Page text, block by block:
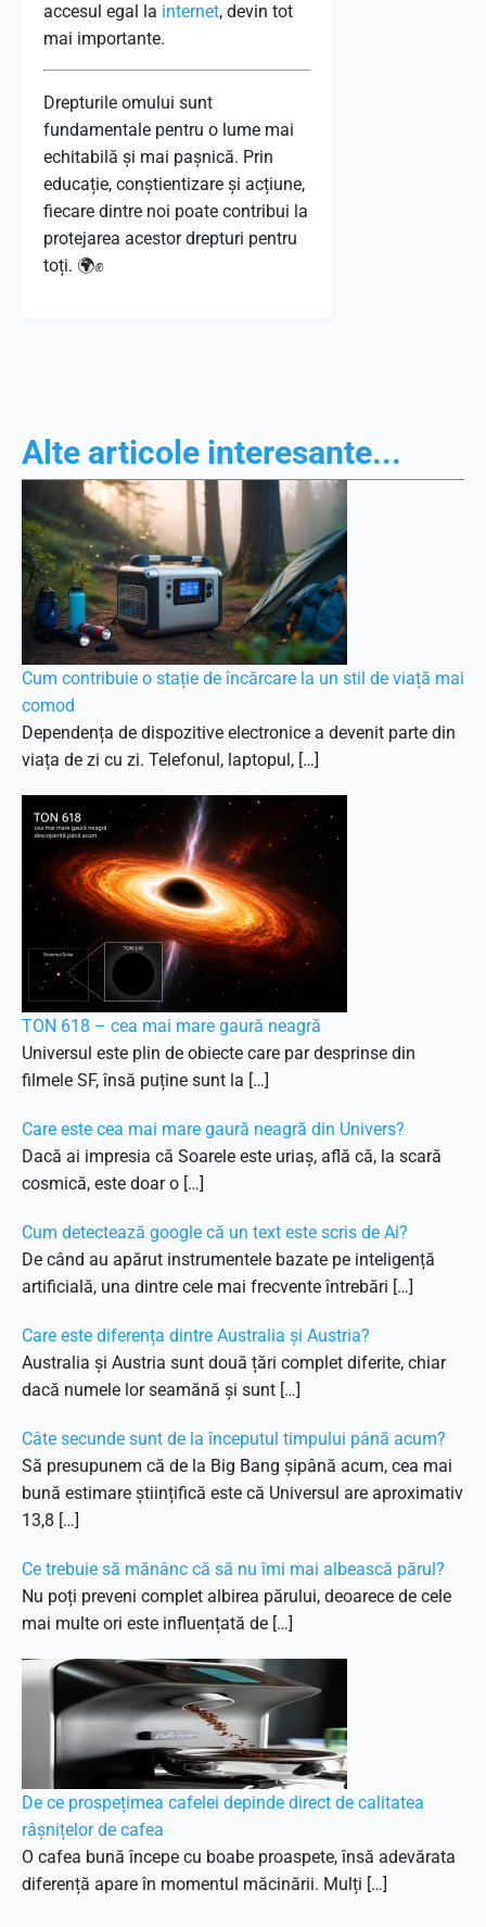
accesul egal la internet, devin tot
mai importante.
Drepturile omului sunt
fundamentale pentru o lume mai
echitabilă și mai pașnică. Prin
educație, conștientizare și acțiune,
fiecare dintre noi poate contribui la
protejarea acestor drepturi pentru
toți. 🌍✊
Alte articole interesante...
Cum contribuie o stație de încărcare la un stil de viață mai
comod
Dependența de dispozitive electronice a devenit parte din
viața de zi cu zi. Telefonul, laptopul, […]
TON 618 – cea mai mare gaură neagră
Universul este plin de obiecte care par desprinse din
filmele SF, însă puține sunt la […]
Care este cea mai mare gaură neagră din Univers?
Dacă ai impresia că Soarele este uriaș, află că, la scară
cosmică, este doar o […]
Cum detectează google că un text este scris de Ai?
De când au apărut instrumentele bazate pe inteligență
artificială, una dintre cele mai frecvente întrebări […]
Care este diferența dintre Australia și Austria?
Australia și Austria sunt două țări complet diferite, chiar
dacă numele lor seamănă și sunt […]
Câte secunde sunt de la începutul timpului până acum?
Să presupunem că de la Big Bang șipână acum, cea mai
bună estimare științifică este că Universul are aproximativ
13,8 […]
Ce trebuie să mănânc că să nu îmi mai albească părul?
Nu poți preveni complet albirea părului, deoarece de cele
mai multe ori este influențată de […]
De ce prospețimea cafelei depinde direct de calitatea
râșnițelor de cafea
O cafea bună începe cu boabe proaspete, însă adevărata
diferență apare în momentul măcinării. Mulți […]